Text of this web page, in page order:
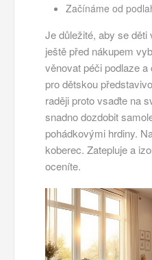
Začínáme od
Je důležité, aby se
ještě před nákupem
věnovat péči podlaze
pro dětskou
raději proto vsaďte na
snadno dozdobit
pohádkovými hrdiny.
koberec. Zatepluje a
oceníte.